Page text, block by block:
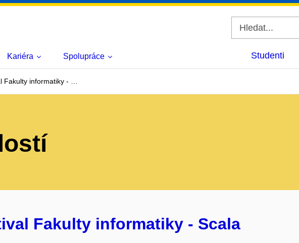
Kariéra Spolupráce Studenti
Fakulty informatiky - …
Fakulty informatiky - Scala